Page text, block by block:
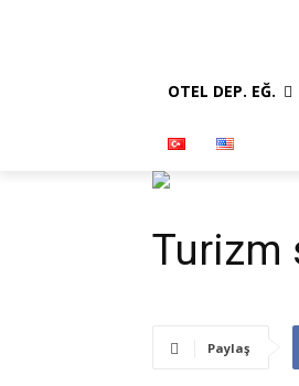
OTEL DEP. EĞ.
Turizm
Paylaş